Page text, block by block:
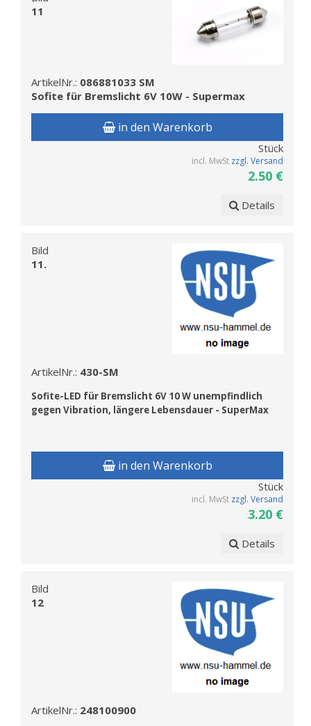
11
ArtikelNr.: 086881033 SM
Sofite für Bremslicht 6V 10W - Supermax
in den Warenkorb
Stück
incl. MwSt zzgl. Versand
2.50 €
Details
Bild
11.
ArtikelNr.: 430-SM
Sofite-LED für Bremslicht 6V 10 W unempfindlich
gegen Vibration, längere Lebensdauer - SuperMax
in den Warenkorb
Stück
incl. MwSt zzgl. Versand
3.20 €
Details
Bild
12
ArtikelNr.: 248100900